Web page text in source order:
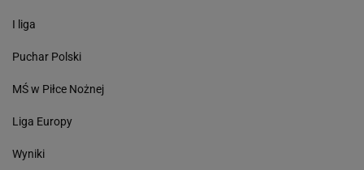
I liga
Puchar Polski
MŚ w Piłce Nożnej
Liga Europy
Wyniki